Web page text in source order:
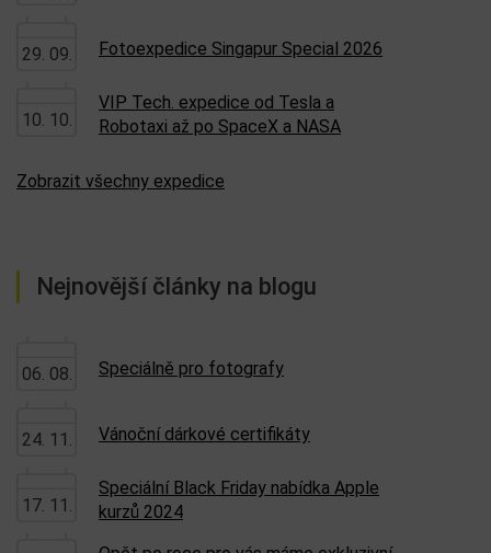
29. 09. Fotoexpedice Singapur Special 2026
10. 10.
VIP Tech. expedice od Tesla a
Robotaxi až po SpaceX a NASA
Zobrazit všechny expedice
Nejnovější články na blogu
06. 08. Speciálně pro fotografy
24. 11. Vánoční dárkové certifikáty
17. 11.
Speciální Black Friday nabídka Apple
kurzů 2024